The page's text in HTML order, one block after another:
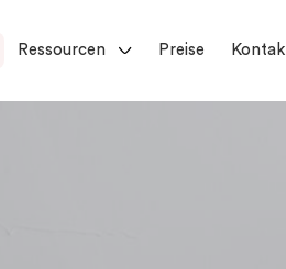
Ressourcen Preise